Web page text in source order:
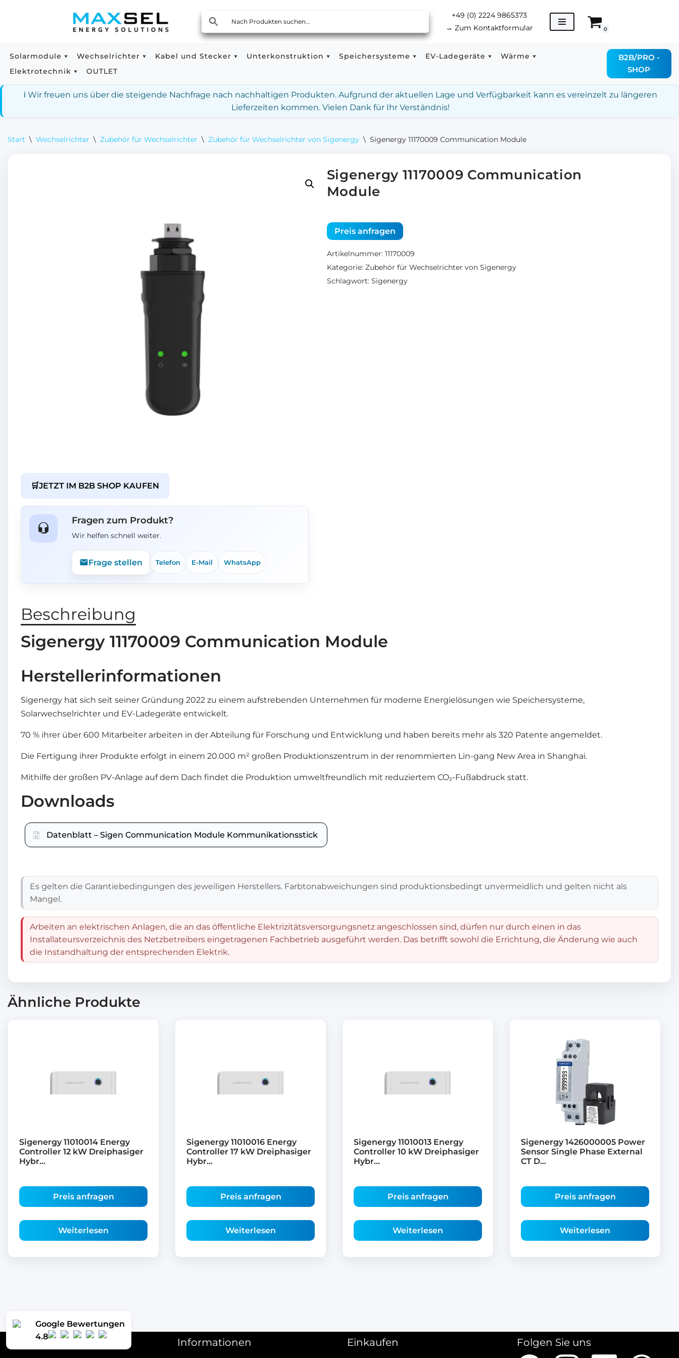
springen
Google Bewertungen
4.8
+49 (0) 2224 9865373
→ Zum Kontaktformular 0
Solarmodule Wechselrichter Kabel und Stecker Unterkonstruktion Speichersysteme EV-Ladegeräte
Wärme
Elektrotechnik
OUTLET
B2B/PRO -
SHOP
ℹ️ Wir freuen uns über die steigende Nachfrage nach nachhaltigen Produkten. Aufgrund der aktuellen Lage und Verfügbarkeit kann es vereinzelt zu längeren
Lieferzeiten kommen. Vielen Dank für Ihr Verständnis!
Start \ Wechselrichter \ Zubehör für Wechselrichter \ Zubehör für Wechselrichter von Sigenergy \ Sigenergy 11170009 Communication Module
🛒JETZT IM B2B SHOP KAUFEN
Fragen zum Produkt?
Wir helfen schnell weiter.
Frage stellen Telefon E-Mail WhatsApp
Sigenergy 11170009 Communication
Module
Preis anfragen
Artikelnummer: 11170009
Kategorie: Zubehör für Wechselrichter von Sigenergy
Schlagwort: Sigenergy
Beschreibung
Sigenergy 11170009 Communication Module
Herstellerinformationen
Sigenergy hat sich seit seiner Gründung 2022 zu einem aufstrebenden Unternehmen für moderne Energielösungen wie Speichersysteme,
Solarwechselrichter und EV-Ladegeräte entwickelt.
70 % ihrer über 600 Mitarbeiter arbeiten in der Abteilung für Forschung und Entwicklung und haben bereits mehr als 320 Patente angemeldet.
Die Fertigung ihrer Produkte erfolgt in einem 20.000 m² großen Produktionszentrum in der renommierten Lin-gang New Area in Shanghai.
Mithilfe der großen PV-Anlage auf dem Dach findet die Produktion umweltfreundlich mit reduziertem CO₂-Fußabdruck statt.
Downloads
Datenblatt – Sigen Communication Module Kommunikationsstick
Es gelten die Garantiebedingungen des jeweiligen Herstellers. Farbtonabweichungen sind produktionsbedingt unvermeidlich und gelten nicht als
Mangel.
Arbeiten an elektrischen Anlagen, die an das öffentliche Elektrizitätsversorgungsnetz angeschlossen sind, dürfen nur durch einen in das
Installateursverzeichnis des Netzbetreibers eingetragenen Fachbetrieb ausgeführt werden. Das betrifft sowohl die Errichtung, die Änderung wie auch
die Instandhaltung der entsprechenden Elektrik.
Ähnliche Produkte
Sigenergy 11010014 Energy
Controller 12 kW Dreiphasiger
Hybr...
Preis anfragen
Weiterlesen
Sigenergy 11010016 Energy
Controller 17 kW Dreiphasiger
Hybr...
Preis anfragen
Weiterlesen
Sigenergy 11010013 Energy
Controller 10 kW Dreiphasiger
Hybr...
Preis anfragen
Weiterlesen
Sigenergy 1426000005 Power
Sensor Single Phase External
CT D...
Preis anfragen
Weiterlesen
Kontakt Informationen Einkaufen Folgen Sie uns